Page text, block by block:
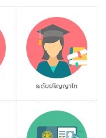
ระดับปริญญาโท